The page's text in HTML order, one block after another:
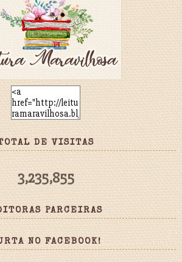
DE VISITAS
3,235,855
PARCEIRAS
NO FACEBOOK!